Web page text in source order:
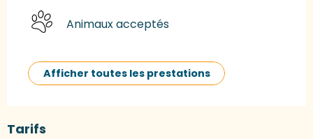
Animaux acceptés
Afficher toutes les prestations
Tarifs